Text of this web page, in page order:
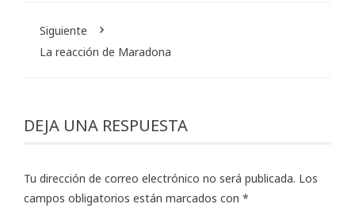
Siguiente
La reacción de Maradona
DEJA UNA RESPUESTA
Tu dirección de correo electrónico no será publicada. Los
campos obligatorios están marcados con *